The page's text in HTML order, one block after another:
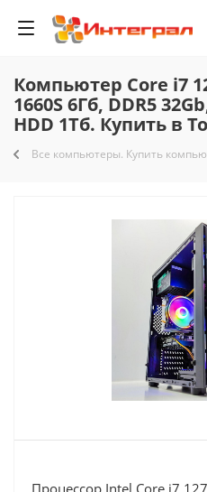
Компьютер Core i7
1660S 6Гб, DDR5
HDD 1Тб. Купить в
Все компьютеры. Купить
Процессор Intel Core i7